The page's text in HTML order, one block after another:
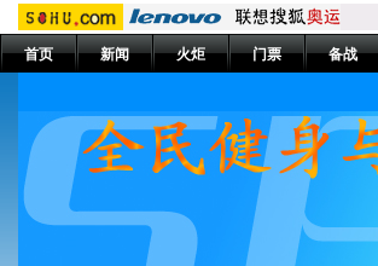
首页 新闻 火炬 门票 备战